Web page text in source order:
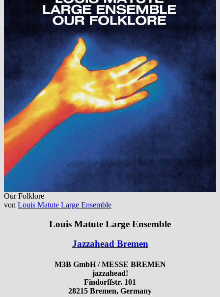
Our Folklore
von Louis Matute Large Ensemble
Louis Matute Large Ensemble
Jazzahead Bremen
M3B GmbH / MESSE BREMEN
jazzahead!
Findorffstr. 101
28215 Bremen, Germany